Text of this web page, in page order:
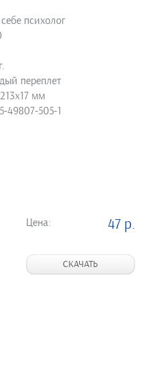
психолог
переплет
мм
49807-505-1
Цена: 47 р.
СКАЧАТЬ